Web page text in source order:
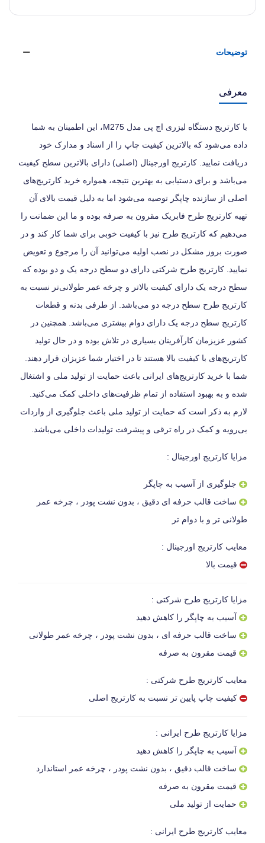
توضیحات
معرفی
با کارتریج دستگاه لیزری اچ پی مدل M275، این اطمینان به شما
داده می‌شود که بالاترین کیفیت چاپ را از اسناد و مدارک خود
دریافت نمایید. کارتریج اورجینال (اصلی) دارای بالاترین سطح کیفیت
می‌باشد و برای دستیابی به بهترین نتیجه، همواره خرید کارتریج‌های
اصلی از سازنده چاپگر توصیه می‌شود اما به دلیل قیمت بالای آن
تهیه کارتریج طرح فابریک مقرون به صرفه بوده و ما این ضمانت را
می‌دهیم که کارتریج طرح نیز با کیفیت خوبی برای شما کار کند و در
صورت بروز مشکل در نصب اولیه می‌توانید آن را مرجوع و تعویض
نمایید. کارتریج طرح شرکتی دارای دو سطح درجه یک و دو بوده که
سطح درجه یک دارای کیفیت بالاتر و چرخه عمر طولانی‌تر نسبت به
کارتریج طرح سطح درجه دو می‌باشد. از طرفی بدنه و قطعات
کارتریج سطح درجه یک دارای دوام بیشتری می‌باشد. همچنین در
کشور عزیزمان کارآفرینان بسیاری در تلاش بوده و در حال تولید
کارتریج‌های با کیفیت بالا هستند تا در اختیار شما عزیزان قرار دهند.
شما با خرید کارتریج‌های ایرانی باعث حمایت از تولید ملی و اشتغال
شده و به بهبود استفاده از تمام ظرفیت‌های داخلی کمک می‌کنید.
لازم به ذکر است که حمایت از تولید ملی باعث جلوگیری از واردات
بی‌رویه و کمک در راه ترقی و پیشرفت تولیدات داخلی می‌باشد.
مزایا کارتریج اورجینال :
جلوگیری از آسیب به چاپگر
ساخت قالب حرفه ای دقیق ، بدون نشت پودر ، چرخه عمر
طولانی تر و با دوام تر
معایب کارتریج اورجینال :
قیمت بالا
مزایا کارتریج طرح شرکتی :
آسیب به چاپگر را کاهش دهید
ساخت قالب حرفه ای ، بدون نشت پودر ، چرخه عمر طولانی
قیمت مقرون به صرفه
معایب کارتریج طرح شرکتی :
کیفیت چاپ پایین تر نسبت به کارتریج اصلی
مزایا کارتریج طرح ایرانی :
آسیب به چاپگر را کاهش دهید
ساخت قالب دقیق ، بدون نشت پودر ، چرخه عمر استاندارد
قیمت مقرون به صرفه
حمایت از تولید ملی
معایب کارتریج طرح ایرانی :